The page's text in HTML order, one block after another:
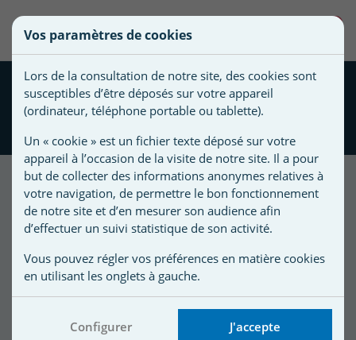
Pack Filtre standard et
Brosses Robot Zodiac
Promo !
-30%
Créer une nouvelle liste
une
liste
Nom de
d'envies
Vous
devez
être
connecté
pour
ajouter
des
produits
à
votre
liste
Vos paramètres de cookies
Lors de la consultation de notre site, des cookies sont
susceptibles d’être déposés sur votre appareil
(ordinateur, téléphone portable ou tablette).
Un « cookie » est un fichier texte déposé sur votre
appareil à l’occasion de la visite de notre site. Il a pour
but de collecter des informations anonymes relatives à
votre navigation, de permettre le bon fonctionnement
de notre site et d’en mesurer son audience afin
d’effectuer un suivi statistique de son activité.
Vous pouvez régler vos préférences en matière cookies
en utilisant les onglets à gauche.
Configurer J'accepte